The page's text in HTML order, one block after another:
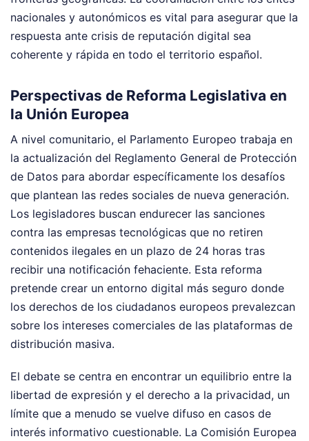
nacionales y autonómicos es vital para asegurar que la
respuesta ante crisis de reputación digital sea
coherente y rápida en todo el territorio español.
Perspectivas de Reforma Legislativa en
la Unión Europea
A nivel comunitario, el Parlamento Europeo trabaja en
la actualización del Reglamento General de Protección
de Datos para abordar específicamente los desafíos
que plantean las redes sociales de nueva generación.
Los legisladores buscan endurecer las sanciones
contra las empresas tecnológicas que no retiren
contenidos ilegales en un plazo de 24 horas tras
recibir una notificación fehaciente. Esta reforma
pretende crear un entorno digital más seguro donde
los derechos de los ciudadanos europeos prevalezcan
sobre los intereses comerciales de las plataformas de
distribución masiva.
El debate se centra en encontrar un equilibrio entre la
libertad de expresión y el derecho a la privacidad, un
límite que a menudo se vuelve difuso en casos de
interés informativo cuestionable. La Comisión Europea